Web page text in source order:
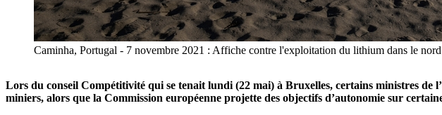
Caminha, Portugal - 7 novembre 2021 : Affiche contre l'exploitation du lithium dans le
Lors du conseil Compétitivité qui se tenait lundi (22 mai) à Bruxelles, certains ministres de
miniers, alors que la Commission européenne projette des objectifs d’autonomie sur